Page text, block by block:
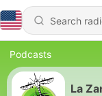
Podcasts
La